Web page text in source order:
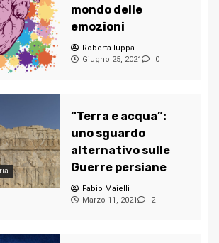
mondo delle
emozioni
Roberta Iuppa
Giugno 25, 2021
0
“Terra e acqua”:
uno sguardo
alternativo sulle
Guerre persiane
Fabio Maielli
Marzo 11, 2021
2